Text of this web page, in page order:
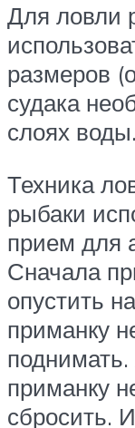
Для ловли
размеров
судака
слоях воды.
Техника
рыбаки
прием для
Сначала
опустить
приманку
приманку
сбросить.